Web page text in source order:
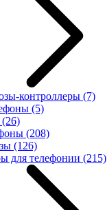
контроллеры (7)
(5)
(26)
(208)
(126)
для телефонии (215)